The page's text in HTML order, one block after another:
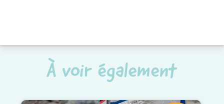
À voir également